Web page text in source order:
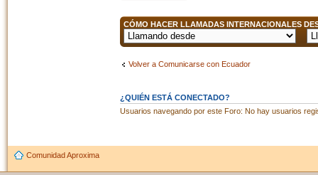
CÓMO HACER LLAMADAS INTERNACIONALES
Volver a Comunicarse con Ecuador
¿QUIÉN ESTÁ CONECTADO?
Usuarios navegando por este Foro: No hay usuarios
Comunidad Aproxima